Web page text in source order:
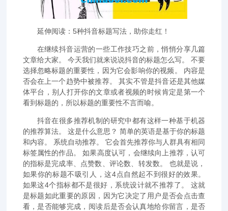
延伸阅读：5种抖音标题写法，助你走红！
在继续抖音运营的一些工作技巧之前，悄悄分享几篇
文章给大家。 今天我们就来说说抖音的标题怎么写。 不要
选择忽略标题的重要性，因为它会影响你的视频。 内容是
否会在上一个趋势中被推荐。 其实不管是抖音还是其他媒
体平台，别人打开你的文章或者视频的时候肯定是第一个
看到标题的，所以标题的重要性不言而喻。
抖音在很多推荐机制的研究中都有这样一种基于机器
的推荐算法。 这是什么意思？ 简单的英语是基于你的标题
和内容。 系统自动推荐。 它会首先推荐你与人群具有相同
标签属性的作品。 如果高度认可，会继续向上推荐，认可
的指标是完成率、点赞数、评论数、转发数。 也就是说，
如果你的标题不吸引人，这4点自然起不到很好的效果。
如果这4个指标都不是很好，系统设计就不推荐了。 这就
是标题如此重要的原因，因为它决定了用户是否会点击查
看，是否能够完成，阅读后是否会认真地给你留言，是否